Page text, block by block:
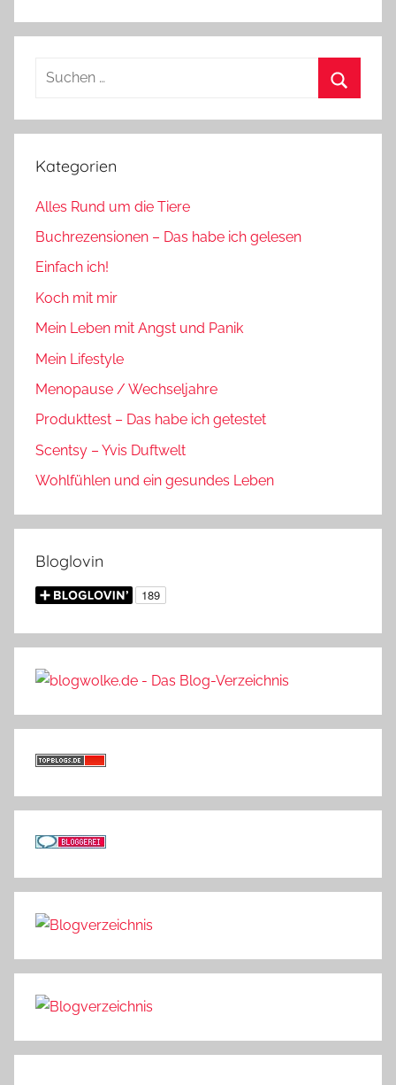
Suchen
Kategorien
Alles Rund um die Tiere
Buchrezensionen – Das habe ich gelesen
Einfach ich!
Koch mit mir
Mein Leben mit Angst und Panik
Mein Lifestyle
Menopause / Wechseljahre
Produkttest – Das habe ich getestet
Scentsy – Yvis Duftwelt
Wohlfühlen und ein gesundes Leben
Bloglovin